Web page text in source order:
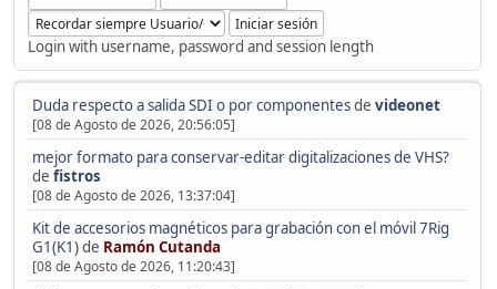
Login with username, password and session length
Duda respecto a salida SDI o por componentesde videonet
[08 de Agosto de 2026, 20:56:05]
mejor formato para conservar-editar digitalizaciones de VHS?
de fistros
[08 de Agosto de 2026, 13:37:04]
Kit de accesorios magnéticos para grabación con el móvil 7Rig
G1(K1)de Ramón Cutanda
[08 de Agosto de 2026, 11:20:43]